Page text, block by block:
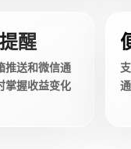
醒
推送和微信通
掌握收益变化